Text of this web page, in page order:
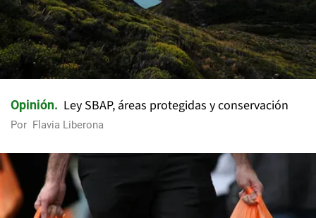
Opinión Ley SBAP, áreas protegidas y conservación
Por Flavia Liberona